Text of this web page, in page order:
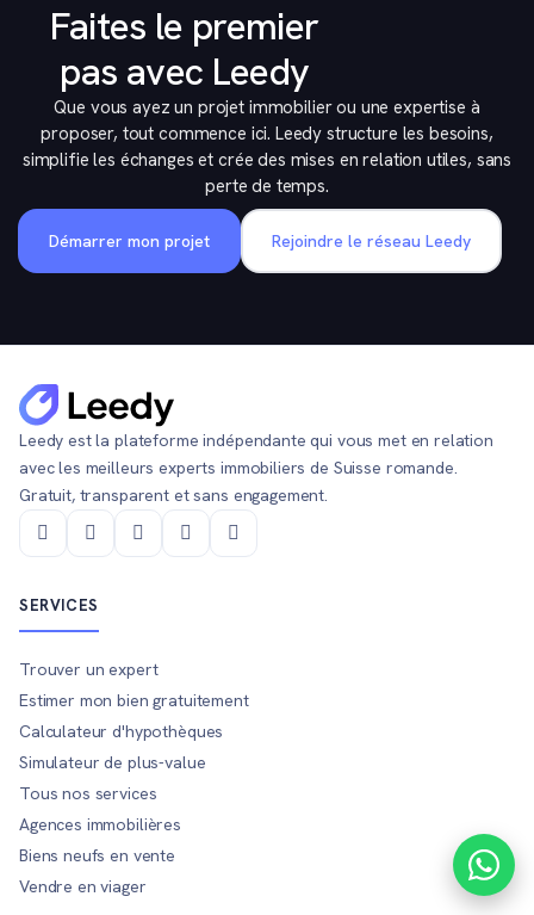
Faites le premier
pas avec Leedy
Que vous ayez un projet immobilier ou une expertise à
proposer, tout commence ici. Leedy structure les besoins,
simplifie les échanges et crée des mises en relation utiles, sans
perte de temps.
Démarrer mon projet Rejoindre le réseau Leedy
Leedy est la plateforme indépendante qui vous met en relation
avec les meilleurs experts immobiliers de Suisse romande.
Gratuit, transparent et sans engagement.
SERVICES
Trouver un expert
Estimer mon bien gratuitement
Calculateur d'hypothèques
Simulateur de plus-value
Tous nos services
Agences immobilières
Biens neufs en vente
Vendre en viager